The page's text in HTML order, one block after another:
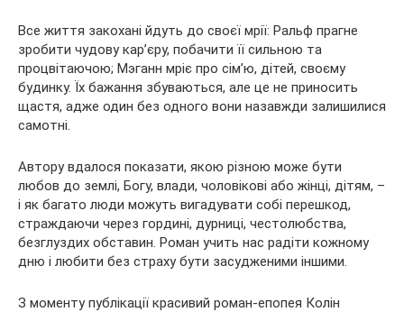
Все життя закохані йдуть до своєї мрії: Ральф прагне
зробити чудову кар’єру, побачити її сильною та
процвітаючою; Мэганн мріє про сім’ю, дітей, своєму
будинку. Їх бажання збуваються, але це не приносить
щастя, адже один без одного вони назавжди залишилися
самотні.
Автору вдалося показати, якою різною може бути
любов до землі, Богу, влади, чоловікові або жінці, дітям, –
і як багато люди можуть вигадувати собі перешкод,
страждаючи через гордині, дурниці, честолюбства,
безглуздих обставин. Роман учить нас радіти кожному
дню і любити без страху бути засудженими іншими.
З моменту публікації красивий роман-епопея Колін